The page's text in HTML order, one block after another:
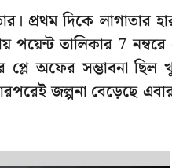
প্রথম দিকে লাগাতার
তালিকার 7 নম্বরে
অফের সম্ভাবনা ছিল
জল্পনা বেড়েছে